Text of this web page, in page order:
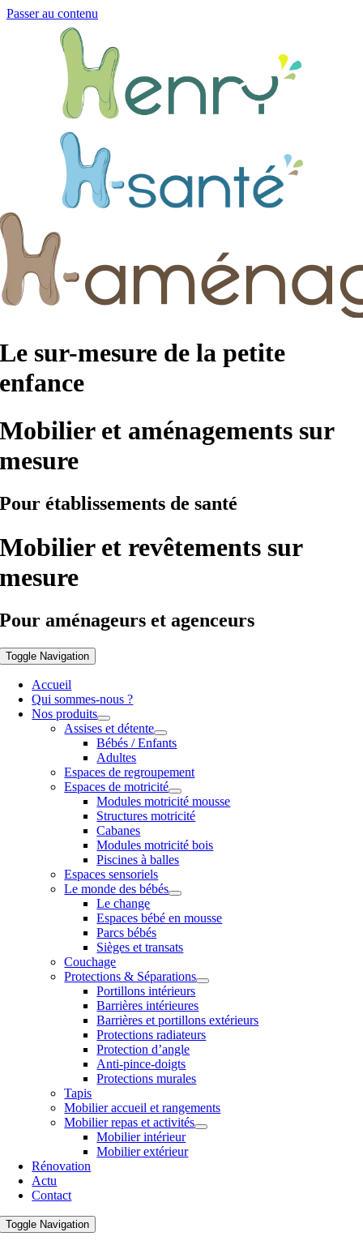
Passer au contenu
Le sur-mesure de la petite
enfance
Mobilier et aménagements sur
mesure
Pour établissements de santé
Mobilier et revêtements sur
mesure
Pour aménageurs et agenceurs
Toggle Navigation
Accueil
Qui sommes-nous ?
Nos produits
Assises et détente
Bébés / Enfants
Adultes
Espaces de regroupement
Espaces de motricité
Modules motricité mousse
Structures motricité
Cabanes
Modules motricité bois
Piscines à balles
Espaces sensoriels
Le monde des bébés
Le change
Espaces bébé en mousse
Parcs bébés
Sièges et transats
Couchage
Protections & Séparations
Portillons intérieurs
Barrières intérieures
Barrières et portillons extérieurs
Protections radiateurs
Protection d’angle
Anti-pince-doigts
Protections murales
Tapis
Mobilier accueil et rangements
Mobilier repas et activités
Mobilier intérieur
Mobilier extérieur
Rénovation
Actu
Contact
Toggle Navigation